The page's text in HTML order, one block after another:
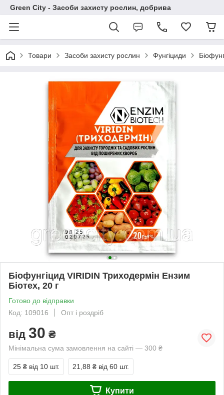
Green City - Засоби захисту рослин, добрива
Товари Засоби захисту рослин Фунгіциди
Біофунгіцид VIRIDIN Триходермін Ензим
Біотех, 20 г
Готово до відправки
Код: 109016
Опт і роздріб
від 30 ₴
Мінімальна сума замовлення на сайті — 300 ₴
25 ₴ від 10 шт. 21,88 ₴ від 60 шт.
Купити